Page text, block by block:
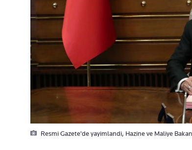
Resmi Gazete'de yayimlandi, Hazine ve Maliye